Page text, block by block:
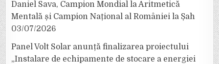
Daniel Sava, Campion Mondial la Aritmetică
Mentală și Campion Național al României la Șah
03/07/2026
Panel Volt Solar anunță finalizarea proiectului
„Instalare de echipamente de stocare a energiei